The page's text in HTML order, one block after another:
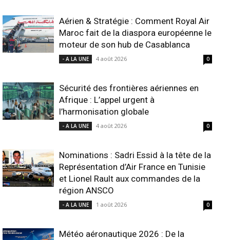
Aérien & Stratégie : Comment Royal Air
Maroc fait de la diaspora européenne le
moteur de son hub de Casablanca
- A LA UNE 4 août 2026 0
Sécurité des frontières aériennes en
Afrique : L’appel urgent à
l’harmonisation globale
- A LA UNE 4 août 2026 0
Nominations : Sadri Essid à la tête de la
Représentation d’Air France en Tunisie
et Lionel Rault aux commandes de la
région ANSCO
- A LA UNE 1 août 2026 0
Météo aéronautique 2026 : De la